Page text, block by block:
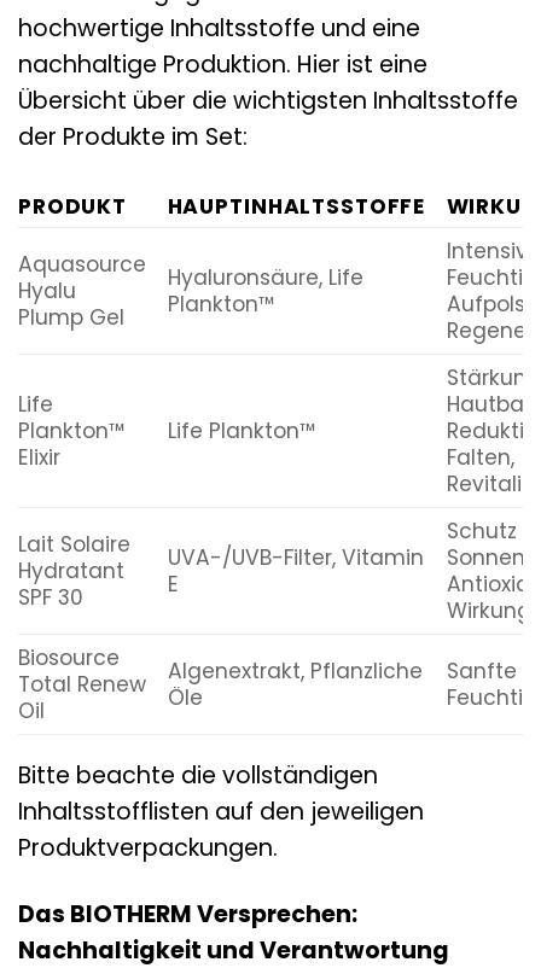
hochwertige Inhaltsstoffe und eine
nachhaltige Produktion. Hier ist eine
Übersicht über die wichtigsten Inhaltsstoffe
der Produkte im Set:
PRODUKT HAUPTINHALTSSTOFFE
Aquasource
Hyalu
Plump Gel
Hyaluronsäure, Life
Plankton™
Intensive
Life
Plankton™
Elixir
Life Plankton™
Falten,
Lait Solaire
Hydratant
SPF 30
UVA-/UVB-Filter, Vitamin
E
Schutz
Wirkung
Biosource
Total Renew
Oil
Algenextrakt, Pflanzliche
Öle
Sanfte
Bitte beachte die vollständigen
Inhaltsstofflisten auf den jeweiligen
Produktverpackungen.
Das BIOTHERM Versprechen:
Nachhaltigkeit und Verantwortung